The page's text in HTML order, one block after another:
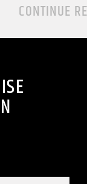
CONTINUE